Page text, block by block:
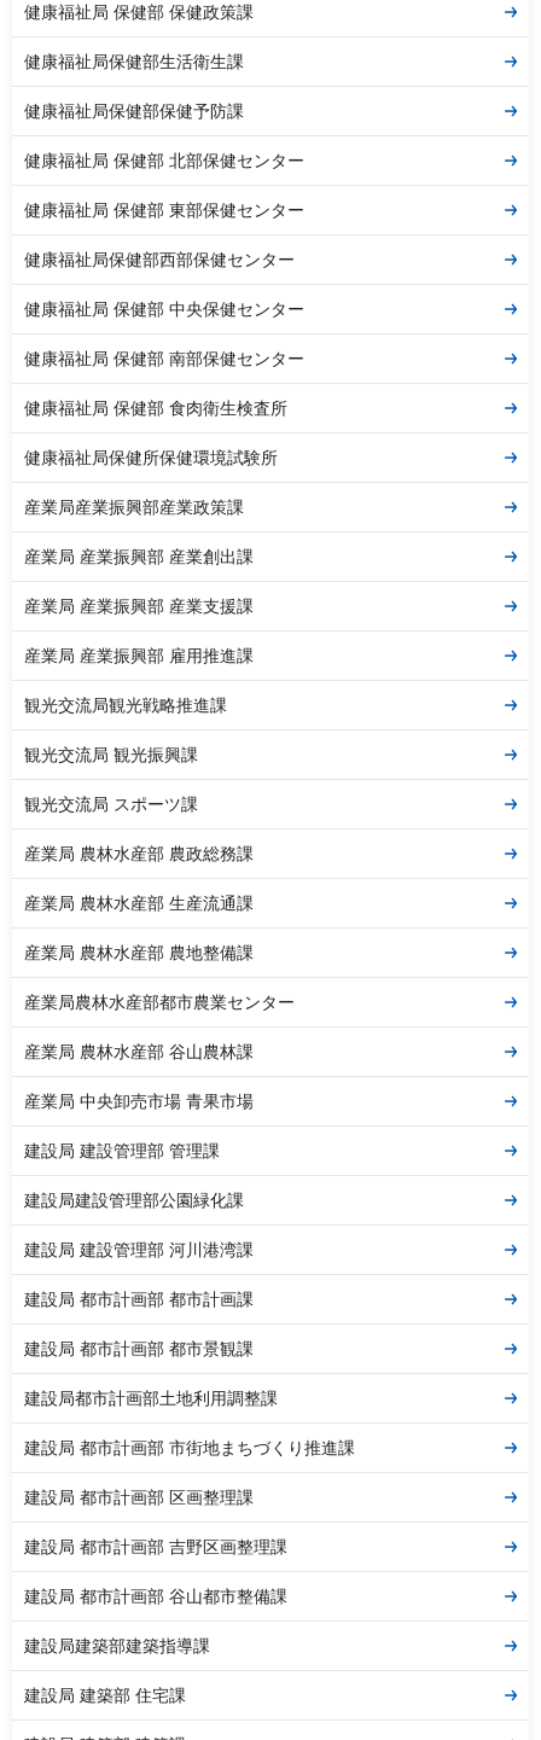
健康福祉局 保健部 保健政策課
健康福祉局保健部生活衛生課
健康福祉局保健部保健予防課
健康福祉局 保健部 北部保健センター
健康福祉局 保健部 東部保健センター
健康福祉局保健部西部保健センター
健康福祉局 保健部 中央保健センター
健康福祉局 保健部 南部保健センター
健康福祉局 保健部 食肉衛生検査所
健康福祉局保健所保健環境試験所
産業局産業振興部産業政策課
産業局 産業振興部 産業創出課
産業局 産業振興部 産業支援課
産業局 産業振興部 雇用推進課
観光交流局観光戦略推進課
観光交流局 観光振興課
観光交流局 スポーツ課
産業局 農林水産部 農政総務課
産業局 農林水産部 生産流通課
産業局 農林水産部 農地整備課
産業局農林水産部都市農業センター
産業局 農林水産部 谷山農林課
産業局 中央卸売市場 青果市場
建設局 建設管理部 管理課
建設局建設管理部公園緑化課
建設局 建設管理部 河川港湾課
建設局 都市計画部 都市計画課
建設局 都市計画部 都市景観課
建設局都市計画部土地利用調整課
建設局 都市計画部 市街地まちづくり推進課
建設局 都市計画部 区画整理課
建設局 都市計画部 吉野区画整理課
建設局 都市計画部 谷山都市整備課
建設局建築部建築指導課
建設局 建築部 住宅課